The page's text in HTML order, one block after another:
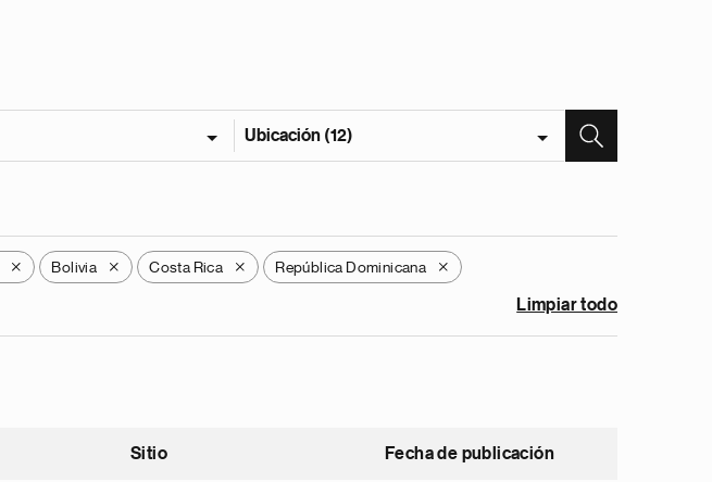
Ubicación (12)
X Bolivia X Costa Rica X República Dominicana X
Limpiar todo
Sitio Fecha de publicación